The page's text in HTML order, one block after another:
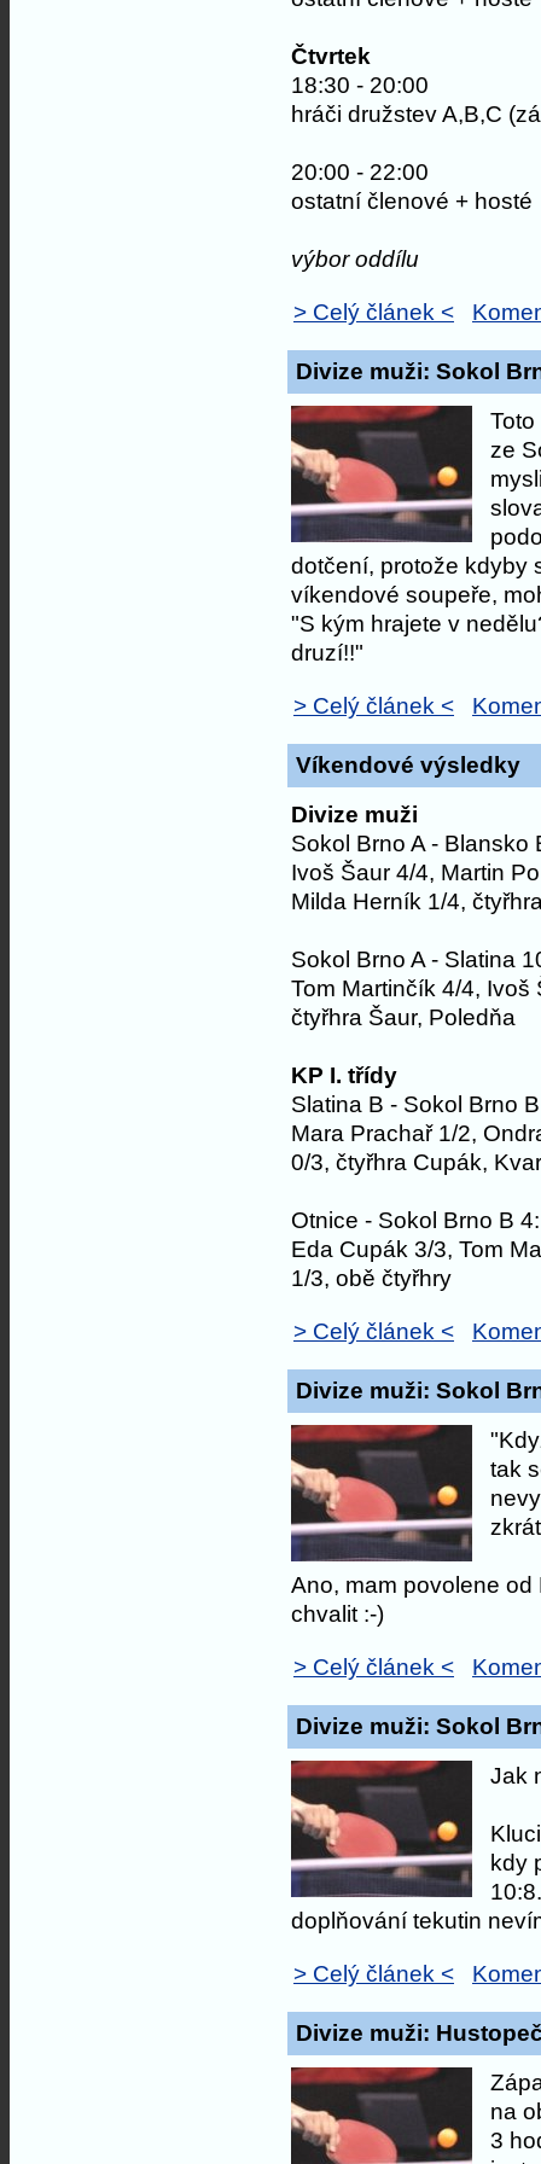
Čtvrtek
18:30 - 20:00
hráči družstev A,B,C
20:00 - 22:00
ostatní členové +
výbor oddílu
> Celý článek <
Divize muži: Sokol
ze
dotčení, protože kdyby
víkendové soupeře,
"S kým hrajete v
druzí!!"
> Celý článek <
Víkendové výsledky
Divize muži
Sokol Brno A - Blansko
Ivoš Šaur 4/4, Martin
Milda Herník 1/4,
Sokol Brno A - Slatina
Tom Martinčík 4/4, Ivoš
čtyřhra Šaur, Poledňa
KP I. třídy
Slatina B - Sokol Brno
Mara Prachař 1/2,
0/3, čtyřhra Cupák,
Otnice - Sokol Brno B
Eda Cupák 3/3, Tom
1/3, obě čtyřhry
> Celý článek <
Divize muži: Sokol
tak
Ano, mam povolene
chvalit :-)
> Celý článek <
Divize muži: Sokol
Jak
kdy
doplňování tekutin
> Celý článek <
Divize muži:
na
3